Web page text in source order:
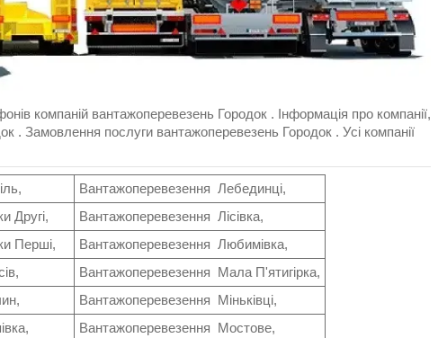
компаній вантажоперевезень Городок . Інформація про компанії,
. Замовлення послуги вантажоперевезень Городок . Усі компанії
Вантажоперевезення Лебединці,
Другі,
Вантажоперевезення Лісівка,
Перші,
Вантажоперевезення Любимівка,
Вантажоперевезення Мала П'ятигірка,
Вантажоперевезення Міньківці,
Вантажоперевезення Мостове,